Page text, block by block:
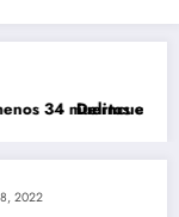
muertos en la crisis.
Delincuentes
2022